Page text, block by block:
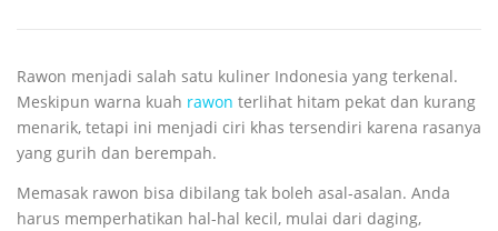
Rawon menjadi salah satu kuliner Indonesia yang terkenal.
Meskipun warna kuah rawon terlihat hitam pekat dan kurang
menarik, tetapi ini menjadi ciri khas tersendiri karena rasanya
yang gurih dan berempah.
Memasak rawon bisa dibilang tak boleh asal-asalan. Anda
harus memperhatikan hal-hal kecil, mulai dari daging,